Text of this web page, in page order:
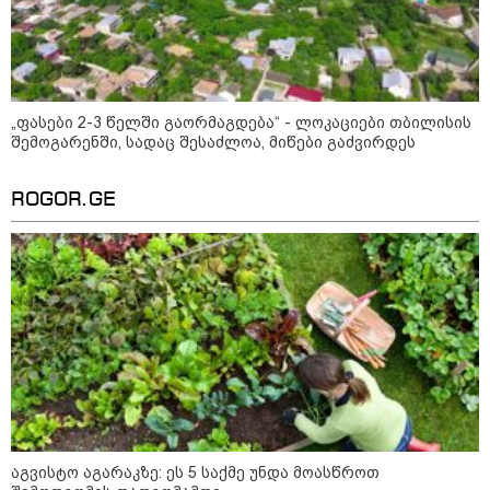
გადავცემ" - ეკა კუპატაძე
განცხადებას ავრცელებს
რა ისმინს სახლში დაყენებული
მომსასმენი მოწყობილობის
ჩანაწერში, სადაც ნია იმნაძე
მამას ესაუბრება?
დაკარგული 17 წლის ბიჭის დედა
ვიდეოკადრებზე, სადაც შვილის
განწირული ვედრების ხმა
ამოიცნო
პოლიტიკა
„ფასები 2-3 წელში გაორმაგდება“ - ლოკაციები თბილისის
შემოგარენში, სადაც შესაძლოა, მიწები გაძვირდეს
ROGOR.GE
აგვისტო აგარაკზე: ეს 5 საქმე უნდა მოასწროთ